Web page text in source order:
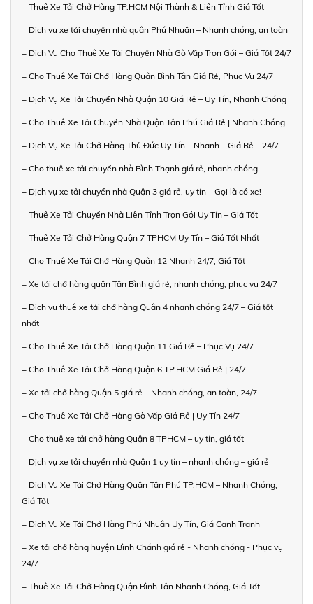
+ Thuê Xe Tải Chở Hàng TP.HCM Nội Thành & Liên Tỉnh Giá Tốt
+ Dịch vụ xe tải chuyển nhà quận Phú Nhuận – Nhanh chóng, an toàn
+ Dịch Vụ Cho Thuê Xe Tải Chuyển Nhà Gò Vấp Trọn Gói – Giá Tốt 24/7
+ Cho Thuê Xe Tải Chở Hàng Quận Bình Tân Giá Rẻ, Phục Vụ 24/7
+ Dịch Vụ Xe Tải Chuyển Nhà Quận 10 Giá Rẻ – Uy Tín, Nhanh Chóng
+ Cho Thuê Xe Tải Chuyển Nhà Quận Tân Phú Giá Rẻ | Nhanh Chóng
+ Dịch Vụ Xe Tải Chở Hàng Thủ Đức Uy Tín – Nhanh – Giá Rẻ – 24/7
+ Cho thuê xe tải chuyển nhà Bình Thạnh giá rẻ, nhanh chóng
+ Dịch vụ xe tải chuyển nhà Quận 3 giá rẻ, uy tín – Gọi là có xe!
+ Thuê Xe Tải Chuyển Nhà Liên Tỉnh Trọn Gói Uy Tín – Giá Tốt
+ Thuê Xe Tải Chở Hàng Quận 7 TPHCM Uy Tín – Giá Tốt Nhất
+ Cho Thuê Xe Tải Chở Hàng Quận 12 Nhanh 24/7, Giá Tốt
+ Xe tải chở hàng quận Tân Bình giá rẻ, nhanh chóng, phục vụ 24/7
+ Dịch vụ thuê xe tải chở hàng Quận 4 nhanh chóng 24/7 – Giá tốt
nhất
+ Cho Thuê Xe Tải Chở Hàng Quận 11 Giá Rẻ – Phục Vụ 24/7
+ Cho Thuê Xe Tải Chở Hàng Quận 6 TP.HCM Giá Rẻ | 24/7
+ Xe tải chở hàng Quận 5 giá rẻ – Nhanh chóng, an toàn, 24/7
+ Cho Thuê Xe Tải Chở Hàng Gò Vấp Giá Rẻ | Uy Tín 24/7
+ Cho thuê xe tải chở hàng Quận 8 TPHCM – uy tín, giá tốt
+ Dịch vụ xe tải chuyển nhà Quận 1 uy tín – nhanh chóng – giá rẻ
+ Dịch Vụ Xe Tải Chở Hàng Quận Tân Phú TP.HCM – Nhanh Chóng,
Giá Tốt
+ Dịch Vụ Xe Tải Chở Hàng Phú Nhuận Uy Tín, Giá Cạnh Tranh
+ Xe tải chở hàng huyện Bình Chánh giá rẻ - Nhanh chóng - Phục vụ
24/7
+ Thuê Xe Tải Chở Hàng Quận Bình Tân Nhanh Chóng, Giá Tốt